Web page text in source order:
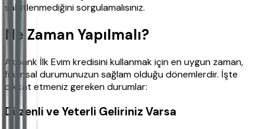
sabitlenmediğini sorgulamalısınız.
Ne Zaman Yapılmalı?
Akbank İlk Evim kredisini kullanmak için en uygun zaman,
finansal durumunuzun sağlam olduğu dönemlerdir. İşte
dikkat etmeniz gereken durumlar:
Düzenli ve Yeterli Geliriniz Varsa